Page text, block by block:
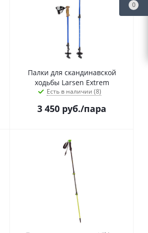
Палки для скандинавской
ходьбы Larsen Extrem
Есть в наличии (8)
3 450 руб./пара
0